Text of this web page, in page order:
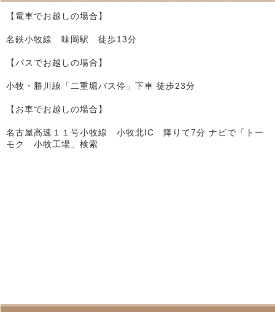
【電車でお越しの場合】
名鉄小牧線 味岡駅 徒歩13分
【バスでお越しの場合】
小牧・勝川線「二重堀バス停」下車 徒歩23分
【お車でお越しの場合】
名古屋高速１１号小牧線 小牧北IC 降りて7分 ナビで「トー
モク 小牧工場」検索